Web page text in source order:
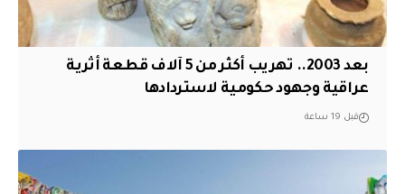
بعد 2003.. تهريب أكثر من 5 آلاف قطعة أثرية
عراقية وجهود حكومية لاستردادها
قبل 19 ساعة